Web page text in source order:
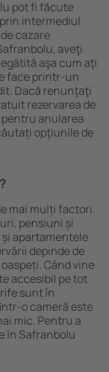
pot fi făcute
intermediul
cazare
aveţi
aşa cum aţi
face printr-un
Dacă renunţaţi
rezervarea de
anularea
opţiunile de
mai mulți factori.
pensiuni și
apartamentele
depinde de
Când vine
accesibil pe tot
sunt în
o cameră este
mic. Pentru a
în Safranbolu